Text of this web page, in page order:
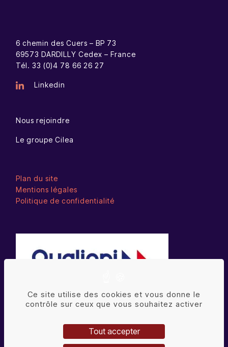
6 chemin des Cuers – BP 73
69573 DARDILLY Cedex – France
Tél. 33 (0)4 78 66 26 27
Linkedin
Nous rejoindre
Le groupe Cilea
Plan du site
Mentions légales
Politique de confidentialité
La certification qualité a été délivrée au titre de la
catégorie d’action suivante : ACTIONS DE
Ce site utilise des cookies et vous donne le
contrôle sur ceux que vous souhaitez activer
Tout accepter